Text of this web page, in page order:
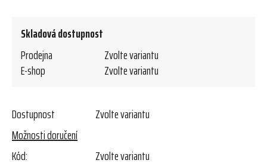
Skladová dostupnost
Prodejna
Zvolte variantu
E-shop
Zvolte variantu
Dostupnost
Zvolte variantu
Možnosti doručení
Kód:
Zvolte variantu